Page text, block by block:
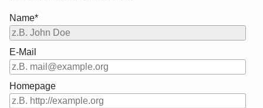
Name*
E-Mail
Homepage